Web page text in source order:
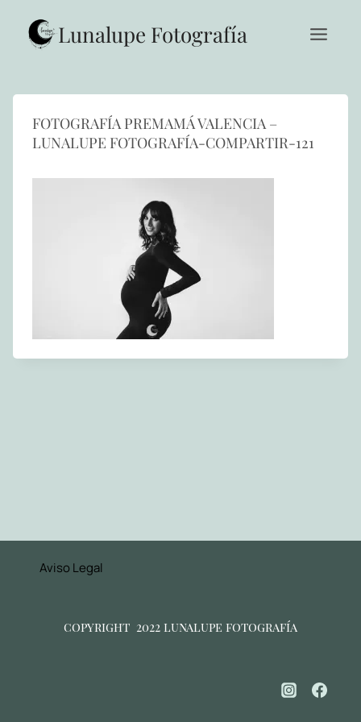
contenido Lunalupe Fotografía
FOTOGRAFÍA PREMAMÁ VALENCIA –
LUNALUPE FOTOGRAFÍA-COMPARTIR-121
Aviso Legal
copyright 2022 lunalupe fotografía